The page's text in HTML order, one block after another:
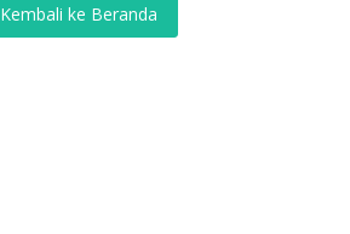
Kembali ke Beranda